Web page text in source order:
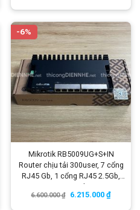
-6%
Mikrotik RB5009UG+S+IN
Router chịu tải 300user, 7 cổng
RJ45 Gb, 1 cổng RJ45 2.5Gb,
SFP 10Gb
6.600.000₫ 6.215.000 ₫